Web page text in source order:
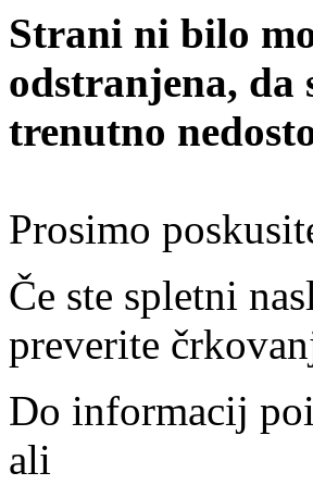
Strani ni bilo
odstranjena, da
trenutno
Prosimo
Če ste spletni
preverite
Do informacij
ali